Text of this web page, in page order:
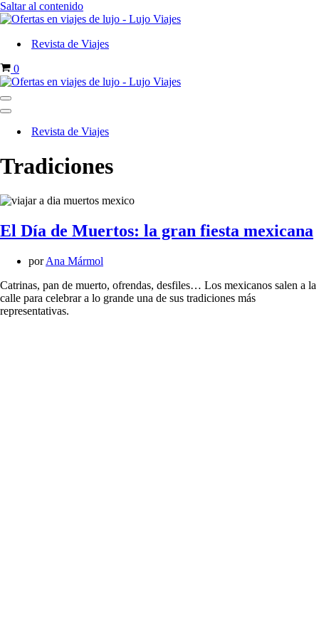
Saltar al contenido
Revista de Viajes
Carrito
0
Menú
de
navegación
Menú
Revista de Viajes
Tradiciones
El Día de Muertos: la gran fiesta mexicana
porAna Mármol
Catrinas, pan de muerto, ofrendas, desfiles… Los mexicanos salen a la
calle para celebrar a lo grande una de sus tradiciones más
representativas.